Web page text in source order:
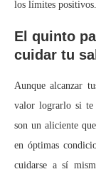
los límites positivos.
El quinto
cuidar tu
Aunque alcanzar
valor lograrlo si te
son un aliciente
en óptimas
cuidarse a sí